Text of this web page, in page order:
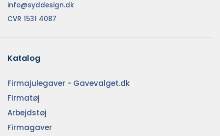
info@syddesign.dk
CVR 1531 4087
Katalog
Firmajulegaver - Gavevalget.dk
Firmatøj
Arbejdstøj
Firmagaver